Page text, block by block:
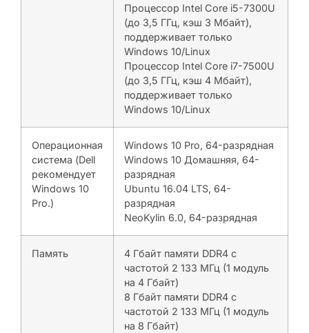
Процессор Intel Core i5-7300U
(до 3,5 ГГц, кэш 3 Мбайт),
поддерживает только
Windows 10/Linux
Процессор Intel Core i7-7500U
(до 3,5 ГГц, кэш 4 Мбайт),
поддерживает только
Windows 10/Linux
Операционная
система (Dell
рекомендует
Windows 10
Pro.)
Windows 10 Pro, 64-разрядная
Windows 10 Домашняя, 64-
разрядная
Ubuntu 16.04 LTS, 64-
разрядная
NeoKylin 6.0, 64-разрядная
Память
4 Гбайт памяти DDR4 с
частотой 2 133 МГц (1 модуль
на 4 Гбайт)
8 Гбайт памяти DDR4 с
частотой 2 133 МГц (1 модуль
на 8 Гбайт)